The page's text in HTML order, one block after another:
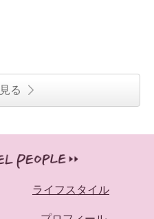
る
ライフスタイル